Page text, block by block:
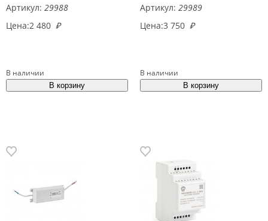
Артикул: 29988
Цена:2 480 ₽
В наличии
Артикул: 29989
Цена:3 750 ₽
В наличии